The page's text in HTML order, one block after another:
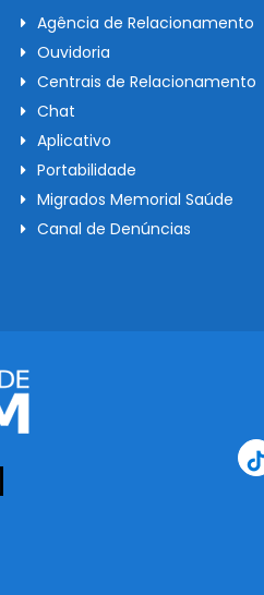
Agência de Relacionamento
Ouvidoria
Centrais de Relacionamento
Chat
Aplicativo
Portabilidade
Migrados Memorial Saúde
Canal de Denúncias